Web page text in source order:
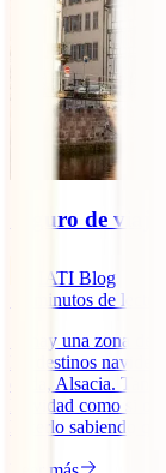
Seguro de viaje
IATI Blog
minutos de lectura
Si hay una zona de
los destinos
duda, Alsacia.
Navidad como si
hacerlo sabiendo